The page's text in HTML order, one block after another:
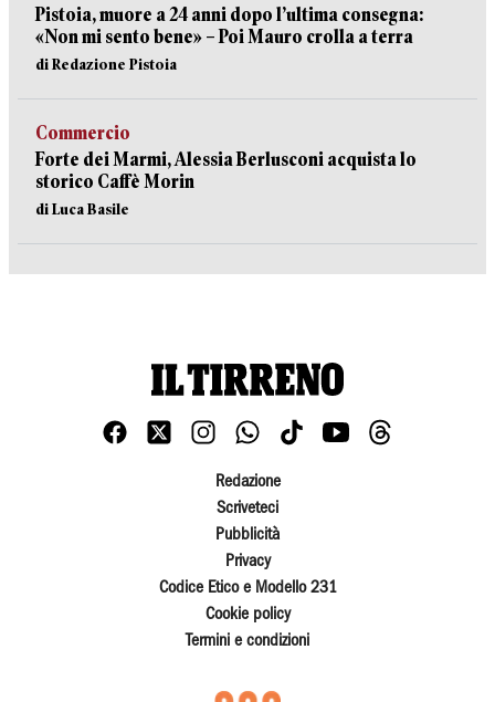
Pistoia, muore a 24 anni dopo l’ultima consegna:
«Non mi sento bene» – Poi Mauro crolla a terra
di Redazione Pistoia
Commercio
Forte dei Marmi, Alessia Berlusconi acquista lo
storico Caffè Morin
di Luca Basile
Redazione
Scriveteci
Pubblicità
Privacy
Codice Etico e Modello 231
Cookie policy
Termini e condizioni